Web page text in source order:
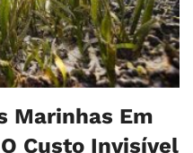
Marinhas Em
Custo Invisível